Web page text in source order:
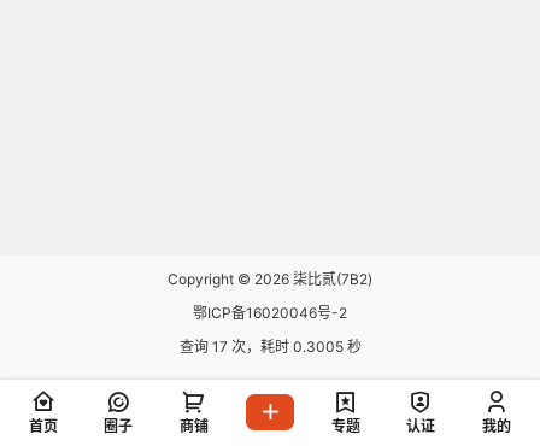
Copyright © 2026 柒比贰(7B2)
鄂ICP备16020046号-2
查询 17 次，耗时 0.3005 秒
首页 圈子 商铺 专题 认证 我的